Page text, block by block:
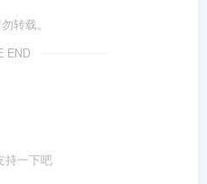
转载。
END
持一下吧